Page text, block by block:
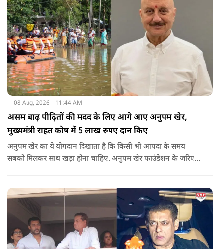
08 Aug, 2026 11:44 AM
असम बाढ़ पीढ़ितों की मदद के लिए आगे आए अनुपम खेर,
मुख्यमंत्री राहत कोष में 5 लाख रुपए दान किए
अनुपम खेर का ये योगदान दिखाता है कि किसी भी आपदा के समय
सबको मिलकर साथ खड़ा होना चाहिए. अनुपम खेर फाउंडेशन के जरिए
मदद के लिए उनके द्वारा किया गया ये दान भी उसी कड़ी का एक हिस्सा है.